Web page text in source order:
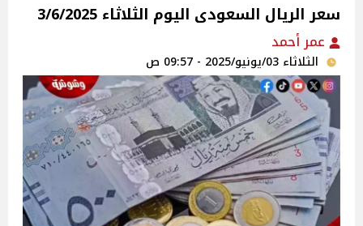
سعر الريال السعودى اليوم الثلاثاء 3/6/2025
عمر أحمد
الثلاثاء 03/يونيو/2025 - 09:57 ص